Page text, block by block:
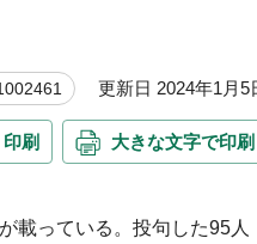
更新日 2024年1月5
印刷 大きな文字で印刷
載っている。投句した95人